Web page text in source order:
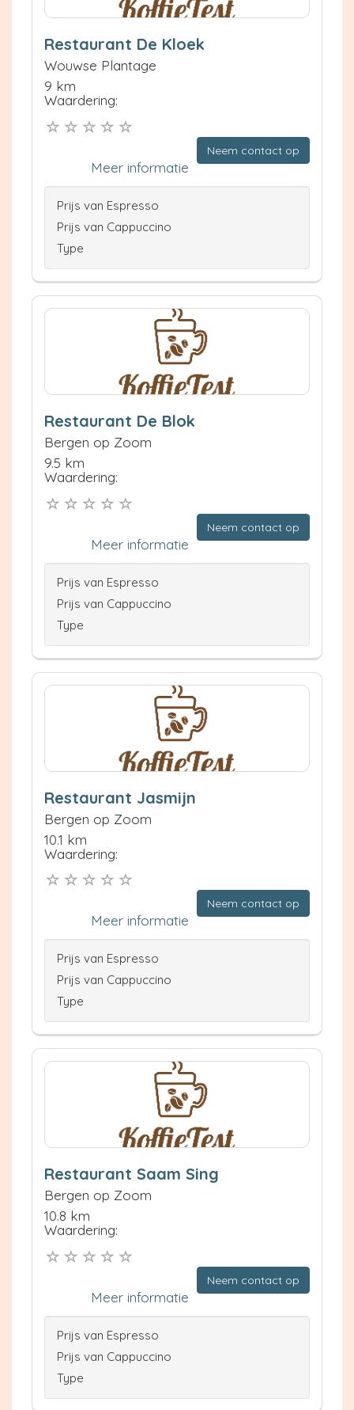
Restaurant De Kloek
Wouwse Plantage
9 km
Waardering:
Neem contact op
Meer informatie
Prijs van Espresso
Prijs van Cappuccino
Type
Restaurant De Blok
Bergen op Zoom
9.5 km
Waardering:
Neem contact op
Meer informatie
Prijs van Espresso
Prijs van Cappuccino
Type
Restaurant Jasmijn
Bergen op Zoom
10.1 km
Waardering:
Neem contact op
Meer informatie
Prijs van Espresso
Prijs van Cappuccino
Type
Restaurant Saam Sing
Bergen op Zoom
10.8 km
Waardering:
Neem contact op
Meer informatie
Prijs van Espresso
Prijs van Cappuccino
Type